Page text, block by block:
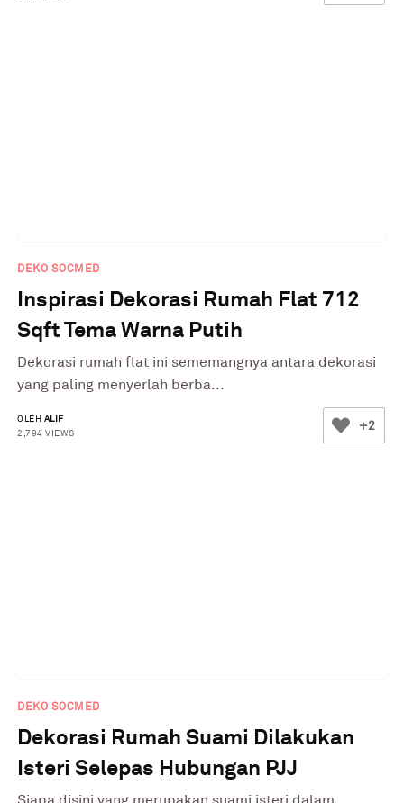
DEKO SOCMED
Inspirasi Dekorasi Rumah Flat 712
Sqft Tema Warna Putih
Dekorasi rumah flat ini sememangnya antara dekorasi
yang paling menyerlah berba...
OLEH ALIF
2,794 VIEWS
+2
DEKO SOCMED
Dekorasi Rumah Suami Dilakukan
Isteri Selepas Hubungan PJJ